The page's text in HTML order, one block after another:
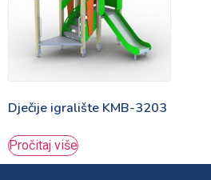
Dječije igralište KMB-3203
Pročitaj više